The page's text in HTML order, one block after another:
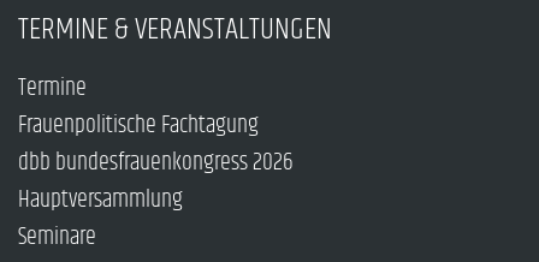
TERMINE & VERANSTALTUNGEN
Termine
Frauenpolitische Fachtagung
dbb bundesfrauenkongress 2026
Hauptversammlung
Seminare